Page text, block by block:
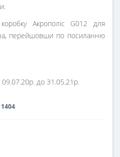
Акрополіс G012 для
перейшовши по посиланню
09.07.20р. до 31.05.21р.
1404